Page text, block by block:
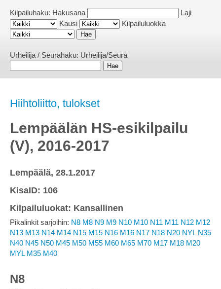
Kilpailuhaku: Hakusana
Laji
Kausi
Kilpailuluokka
Urheilija / Seurahaku: Urheilija/Seura
Hiihtoliitto, tulokset
Lempäälän HS-esikilpailu
(V), 2016-2017
Lempäälä, 28.1.2017
KisaID: 106
Kilpailuluokat: Kansallinen
Pikalinkit sarjoihin: N8 M8 N9 M9 N10 M10 N11 M11 N12 M12
N13 M13 N14 M14 N15 M15 N16 M16 N17 N18 N20 NYL N35
N40 N45 N50 M45 M50 M55 M60 M65 M70 M17 M18 M20
MYL M35 M40
N8